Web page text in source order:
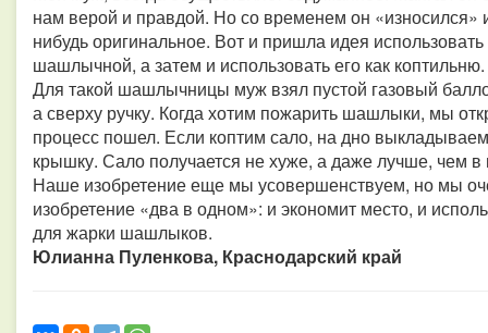
нам верой и правдой. Но со временем он
нибудь оригинальное. Вот и пришла идея
шашлычной, а затем и использовать его как коптильню.
Для такой шашлычницы муж взял пустой газовый
а сверху ручку. Когда хотим пожарить шашлыки, мы
процесс пошел. Если коптим сало, на дно
крышку. Сало получается не хуже, а даже лучше, чем в
Наше изобретение еще мы усовершенствуем, но мы
изобретение «два в одном»: и экономит место, и
для жарки шашлыков.
Юлианна Пуленкова, Краснодарский край